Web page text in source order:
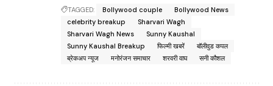
TAGGED: Bollywood couple
Bollywood News
celebrity breakup
Sharvari Wagh
Sharvari Wagh News
Sunny Kaushal
Sunny Kaushal Breakup
फिल्मी खबरें
बॉलीवुड कपल
ब्रेकअप न्यूज
मनोरंजन समाचार शरवरी वाघ सनी कौशल